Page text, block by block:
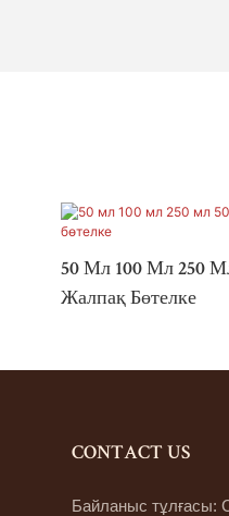
50 Мл 100 Мл 250
Жалпақ Бөтелке
CONTACT US
Байланыс тұлғасы: